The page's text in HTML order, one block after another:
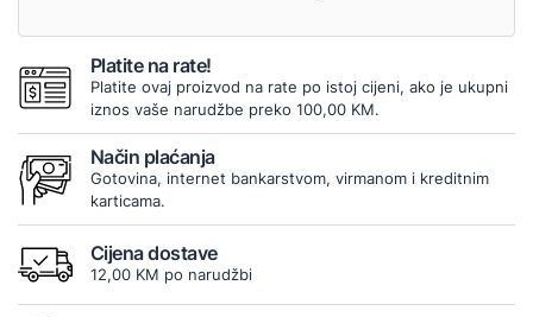
Platite na rate!
Platite ovaj proizvod na rate po istoj cijeni, ako je ukupni
iznos vaše narudžbe preko 100,00 KM.
Način plaćanja
Gotovina, internet bankarstvom, virmanom i kreditnim
karticama.
Cijena dostave
12,00 KM po narudžbi